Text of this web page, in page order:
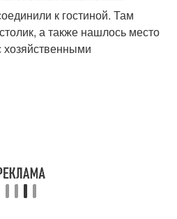
к гостиной. Там
а также нашлось место